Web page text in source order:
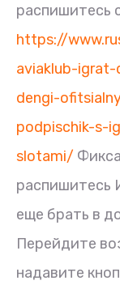
распишитесь
https://
aviaklub-
dengi-
podpischik-s-
slotami/
распишитесь
еще брать в
Перейдите
надавите